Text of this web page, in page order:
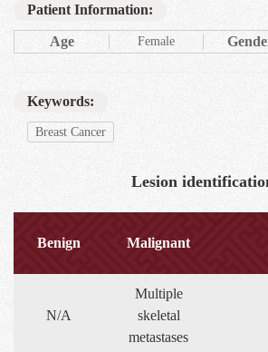
Patient Information:
Age Female
Keywords:
Breast Cancer
Lesion
Benign Malignant
N/A
Multiple
skeletal
metastases